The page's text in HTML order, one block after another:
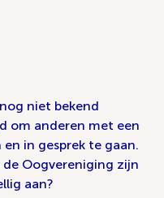
niet bekend
om anderen met een
in gesprek te gaan.
Oogvereniging zijn
aan?